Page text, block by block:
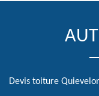
Devis toiture